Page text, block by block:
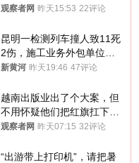
观察者网 昨天15:53 22评论
昆明一检测列车撞人致11死
2伤，施工业务外包单位被
罚1.5万元，国铁昆明局被
新黄河 昨天19:46 47评论
越南出版业出了个大案，但
不用怀疑他们把红旗扛下去
的决心
观察者网 昨天07:15 32评论
“出游带上打印机”，请把暑